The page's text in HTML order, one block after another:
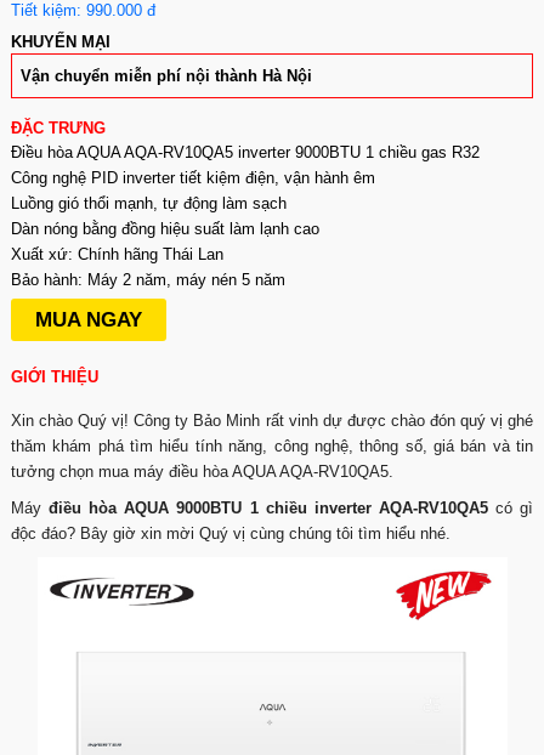
Tiết kiệm: 990.000 đ
KHUYẾN MẠI
Vận chuyển miễn phí nội thành Hà Nội
ĐẶC TRƯNG
Điều hòa AQUA AQA-RV10QA5 inverter 9000BTU 1 chiều gas R32
Công nghệ PID inverter tiết kiệm điện, vận hành êm
Luồng gió thổi mạnh, tự động làm sạch
Dàn nóng bằng đồng hiệu suất làm lạnh cao
Xuất xứ: Chính hãng Thái Lan
Bảo hành: Máy 2 năm, máy nén 5 năm
MUA NGAY
GIỚI THIỆU
Xin chào Quý vị! Công ty Bảo Minh rất vinh dự được chào đón quý vị ghé
thăm khám phá tìm hiểu tính năng, công nghệ, thông số, giá bán và tin
tưởng chọn mua máy điều hòa AQUA AQA-RV10QA5.
Máyđiều hòa AQUA 9000BTU 1 chiều inverter AQA-RV10QA5có gì
độc đáo? Bây giờ xin mời Quý vị cùng chúng tôi tìm hiểu nhé.